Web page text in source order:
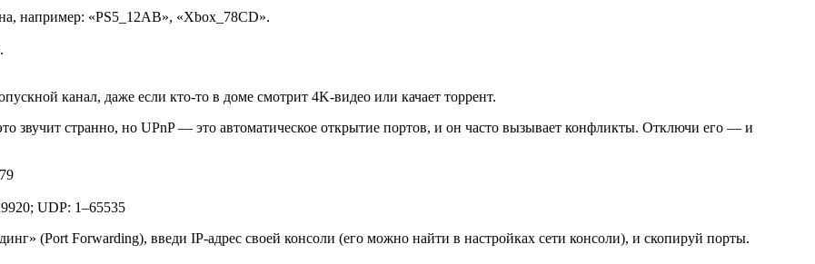
например: «PS5_12AB», «Xbox_78CD».
канал, даже если кто-то в доме смотрит 4K-видео или качает торрент.
звучит странно, но UPnP — это автоматическое открытие портов, и он часто вызывает конфликты. Отключи его — и
UDP: 1–65535
(Port Forwarding), введи IP-адрес своей консоли (его можно найти в настройках сети консоли), и скопируй порты.